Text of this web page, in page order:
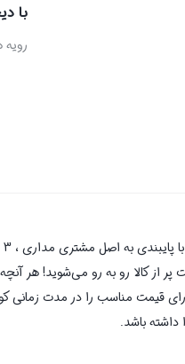
با
رویه
از کالا رو به رو می‌شوید! هر
قیمت مناسب را در مدت
باشد.